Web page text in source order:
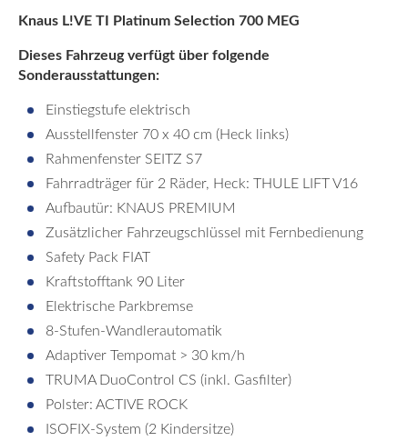
Knaus L!VE TI Platinum Selection 700 MEG
Dieses Fahrzeug verfügt über folgende
Sonderausstattungen:
Einstiegstufe elektrisch
Ausstellfenster 70 x 40 cm (Heck links)
Rahmenfenster SEITZ S7
Fahrradträger für 2 Räder, Heck: THULE LIFT V16
Aufbautür: KNAUS PREMIUM
Zusätzlicher Fahrzeugschlüssel mit Fernbedienung
Safety Pack FIAT
Kraftstofftank 90 Liter
Elektrische Parkbremse
8-Stufen-Wandlerautomatik
Adaptiver Tempomat > 30 km/h
TRUMA DuoControl CS (inkl. Gasfilter)
Polster: ACTIVE ROCK
ISOFIX-System (2 Kindersitze)